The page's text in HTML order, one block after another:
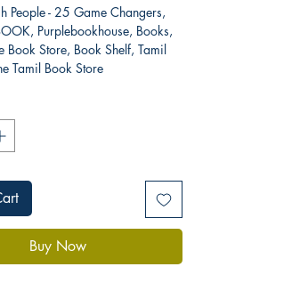
People - 25 Game Changers,
Purplebookhouse, Books,
Book Store, Book Shelf, Tamil
Tamil Book Store
Buy Now